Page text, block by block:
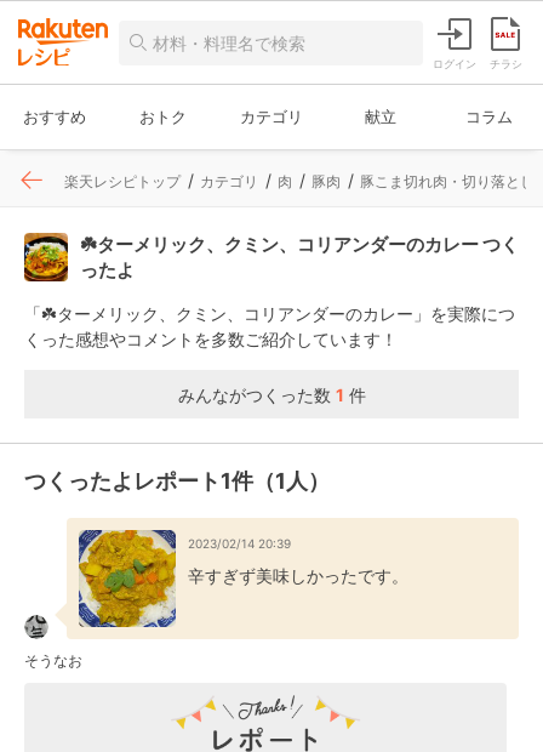
ログイン チラシ
おすすめ おトク カテゴリ 献立 コラム
楽天レシピトップ カテゴリ 肉 豚肉 豚こま切れ肉・切り落とし
☘️ターメリック、クミン、コリアンダーのカレー つく
ったよ
「☘️ターメリック、クミン、コリアンダーのカレー」を実際につ
くった感想やコメントを多数ご紹介しています！
みんながつくった数 1 件
つくったよレポート1件（1人）
2023/02/14 20:39
辛すぎず美味しかったです。
そうなお